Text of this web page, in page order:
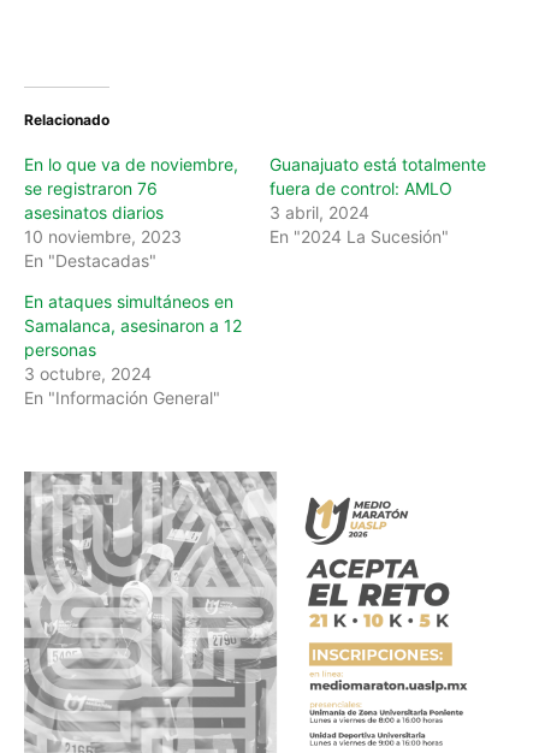
Relacionado
En lo que va de noviembre,
se registraron 76
asesinatos diarios
10 noviembre, 2023
En "Destacadas"
Guanajuato está totalmente
fuera de control: AMLO
3 abril, 2024
En "2024 La Sucesión"
En ataques simultáneos en
Samalanca, asesinaron a 12
personas
3 octubre, 2024
En "Información General"